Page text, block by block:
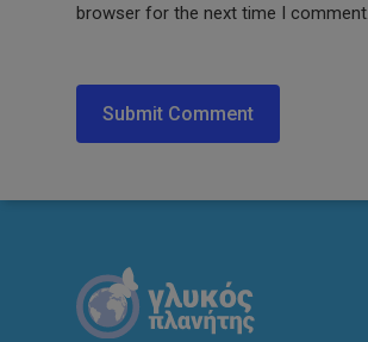
browser for the next time I comment.